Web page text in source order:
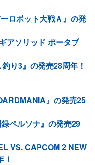
ロボット大戦Ａ』の発
アソリッド ポータブ
り3』の発売28周年！
』の発売25
ペルソナ』の発売29
VS. CAPCOM 2 NEW